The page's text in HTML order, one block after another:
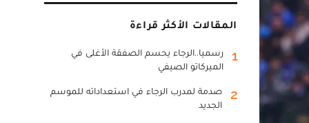
المقالات الأكثر قراءة
1
رسميا..الرجاء يحسم الصفقة الأغلى في
الميركاتو الصيفي
2
صدمة لمدرب الرجاء في استعداداته للموسم
الجديد